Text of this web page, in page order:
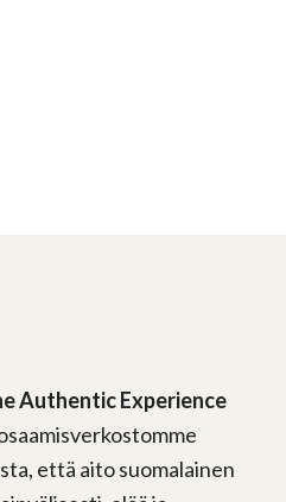
Authentic Experience
että aito suomalainen